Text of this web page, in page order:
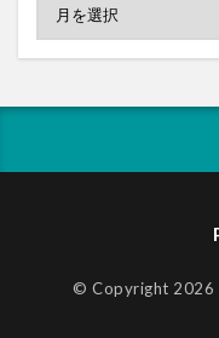
© Copyright 2026